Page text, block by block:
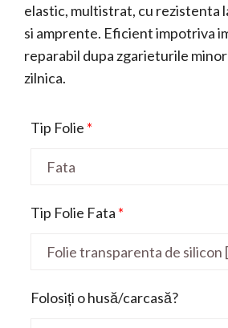
elastic, multistrat, cu rezistenta
si amprente. Eficient impotriva
reparabil dupa zgarieturile
zilnica.
Tip Folie *
Tip Folie Fata *
Folosiți o husă/carcasă?